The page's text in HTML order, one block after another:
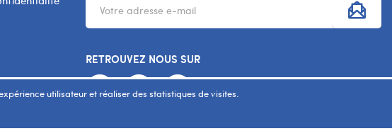
utilisateur et réaliser des statistiques de visites.
RETROUVEZ NOUS SUR